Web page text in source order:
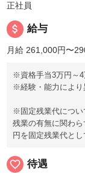
正社員
attach_money 給与
月給 261,000円〜
※資格手当3万円～4
※経験・能力により
※固定残業代につい
残業の有無に関わ
円を固定残業代と
favorite_border 待遇